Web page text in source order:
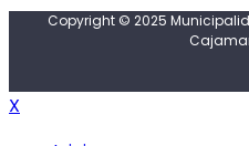
Copyright © 2025
X